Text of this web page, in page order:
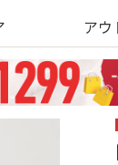
アウ